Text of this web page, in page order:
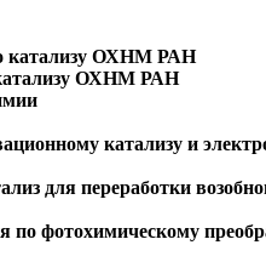
катализу ОХНМ РАН
ОХНМ РАН
катализу и
для переработки
фотохимическому